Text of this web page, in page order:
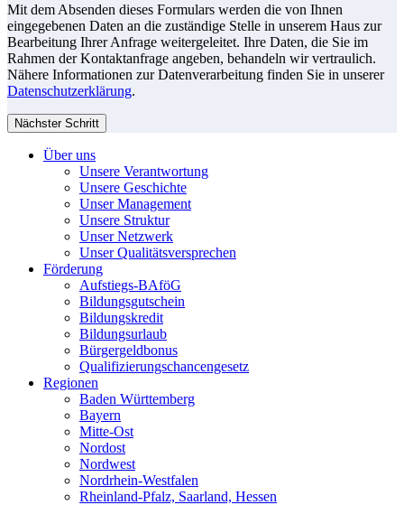
Mit dem Absenden dieses Formulars werden die von Ihnen
eingegebenen Daten an die zuständige Stelle in unserem Haus zur
Bearbeitung Ihrer Anfrage weitergeleitet. Ihre Daten, die Sie im
Rahmen der Kontaktanfrage angeben, behandeln wir vertraulich.
Nähere Informationen zur Datenverarbeitung finden Sie in unserer
Datenschutzerklärung.
Nächster Schritt
Über uns
Unsere Verantwortung
Unsere Geschichte
Unser Management
Unsere Struktur
Unser Netzwerk
Unser Qualitätsversprechen
Förderung
Aufstiegs-BAföG
Bildungsgutschein
Bildungskredit
Bildungsurlaub
Bürgergeldbonus
Qualifizierungschancengesetz
Regionen
Baden Württemberg
Bayern
Mitte-Ost
Nordost
Nordwest
Nordrhein-Westfalen
Rheinland-Pfalz, Saarland, Hessen